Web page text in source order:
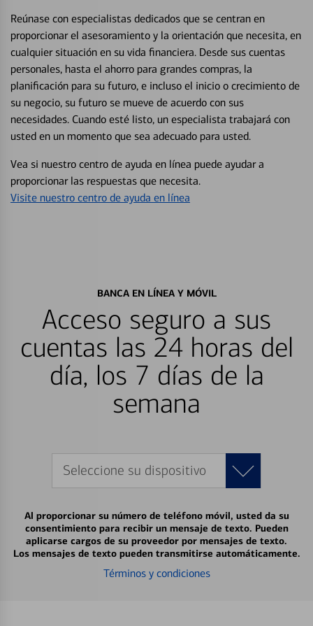
Reúnase con especialistas dedicados que se centran en
proporcionar el asesoramiento y la orientación que necesita, en
cualquier situación en su vida financiera. Desde sus cuentas
personales, hasta el ahorro para grandes compras, la
planificación para su futuro, e incluso el inicio o crecimiento de
su negocio, su futuro se mueve de acuerdo con sus
necesidades. Cuando esté listo, un especialista trabajará con
usted en un momento que sea adecuado para usted.
Vea si nuestro centro de ayuda en línea puede ayudar a
proporcionar las respuestas que necesita.
Visite nuestro centro de ayuda en línea
BANCA EN LÍNEA Y MÓVIL
Acceso seguro a sus
cuentas las 24 horas del
día, los 7 días de la
semana
Seleccione su dispositivo
Al proporcionar su número de teléfono móvil, usted da su
consentimiento para recibir un mensaje de texto. Pueden
aplicarse cargos de su proveedor por mensajes de texto.
Los mensajes de texto pueden transmitirse automáticamente.
Términos y condiciones